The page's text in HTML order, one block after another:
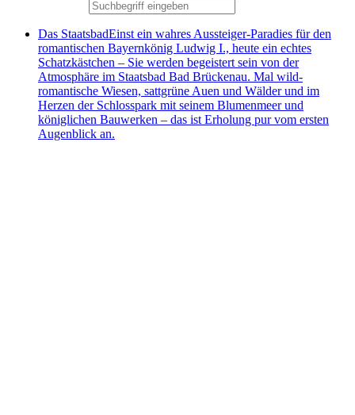
Das StaatsbadEinst ein wahres Aussteiger-Paradies für den
romantischen Bayernkönig Ludwig I., heute ein echtes
Schatzkästchen – Sie werden begeistert sein von der
Atmosphäre im Staatsbad Bad Brückenau. Mal wild-
romantische Wiesen, sattgrüne Auen und Wälder und im
Herzen der Schlosspark mit seinem Blumenmeer und
königlichen Bauwerken – das ist Erholung pur vom ersten
Augenblick an.